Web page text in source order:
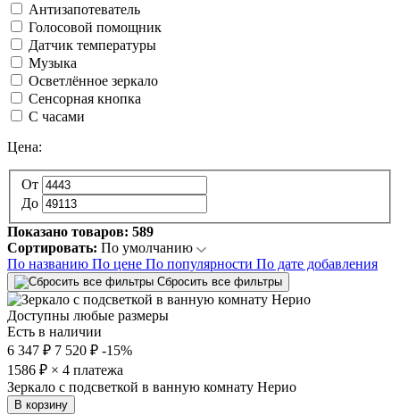
Антизапотеватель
Голосовой помощник
Датчик температуры
Музыка
Осветлённое зеркало
Сенсорная кнопка
С часами
Цена:
От
До
Показано товаров: 589
Сортировать: По умолчанию
По названию По цене По популярности По дате добавления
Сбросить все фильтры
Доступны любые размеры
Есть в наличии
6 347 ₽ 7 520 ₽ -15%
1586 ₽ × 4 платежа
Зеркало с подсветкой в ванную комнату Нерио
В корзину